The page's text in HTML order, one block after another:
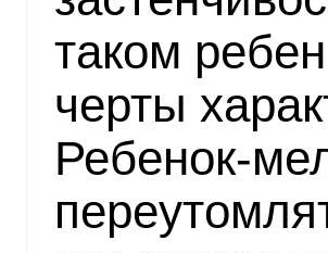
таком
черты
Ребенок-